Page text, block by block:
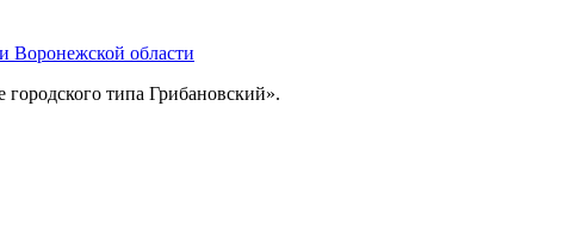
Воронежской области
городского типа Грибановский».